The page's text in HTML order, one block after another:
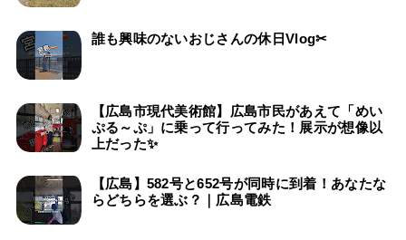
誰も興味のないおじさんの休日Vlog✂
【広島市現代美術館】広島市民があえて「めい
ぷる～ぷ」に乗って行ってみた！展示が想像以
上だった✨
【広島】582号と652号が同時に到着！あなたな
らどちらを選ぶ？｜広島電鉄